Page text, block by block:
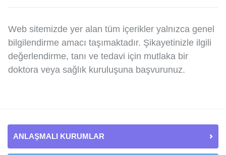
Web sitemizde yer alan tüm içerikler yalnızca genel
bilgilendirme amacı taşımaktadır. Şikayetinizle ilgili
değerlendirme, tanı ve tedavi için mutlaka bir
doktora veya sağlık kuruluşuna başvurunuz.
ANLAŞMALI KURUMLAR